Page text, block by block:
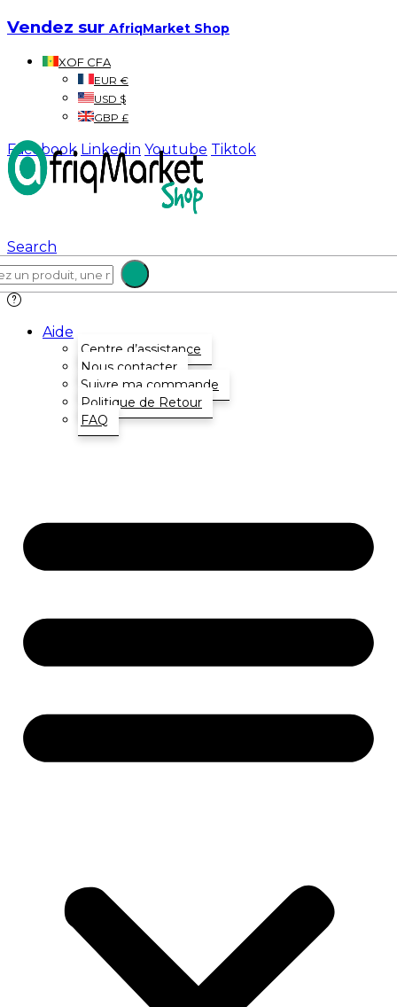
Vendez sur AfriqMarket Shop
XOF CFA
EUR €
USD $
GBP £
Facebook Linkedin Youtube Tiktok
Search
Aide
Centre d’assistance
Nous contacter
Suivre ma commande
Politique de Retour
FAQ